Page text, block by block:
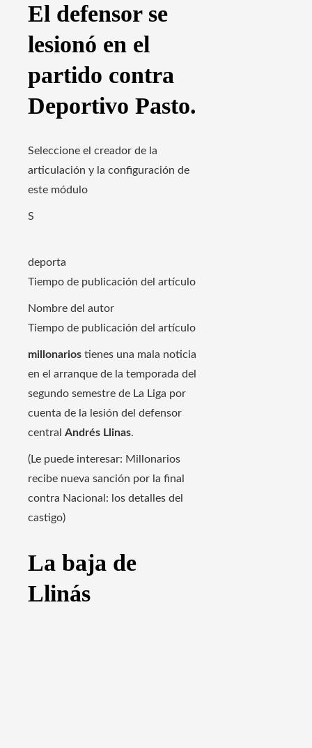
El defensor se
lesionó en el
partido contra
Deportivo Pasto.
Seleccione el creador de la
articulación y la configuración de
este módulo
S
deporta
Tiempo de publicación del artículo
Nombre del autor
Tiempo de publicación del artículo
millonarios tienes una mala noticia
en el arranque de la temporada del
segundo semestre de La Liga por
cuenta de la lesión del defensor
central Andrés Llinas.
(Le puede interesar: Millonarios
recibe nueva sanción por la final
contra Nacional: los detalles del
castigo)
La baja de
Llinás